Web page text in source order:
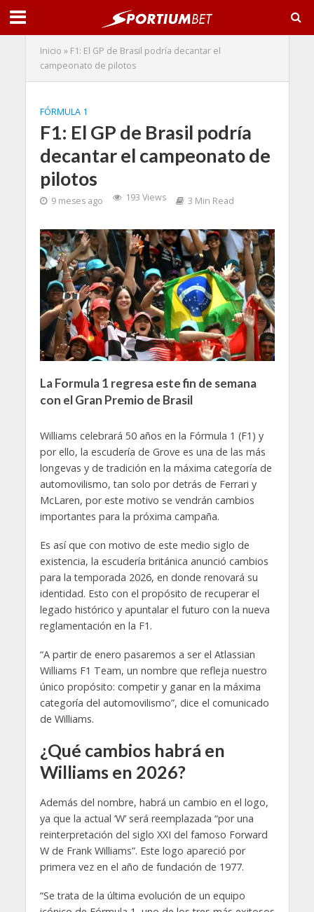
Inicio » F1: El GP de Brasil podría decantar el
campeonato de pilotos
FÓRMULA 1
F1: El GP de Brasil podría
decantar el campeonato de
pilotos
9 meses ago 193 Views 3 Min Read
La Formula 1 regresa este fin de semana
con el Gran Premio de Brasil
Williams celebrará 50 años en la Fórmula 1 (F1) y
por ello, la escudería de Grove es una de las más
longevas y de tradición en la máxima categoría de
automovilismo, tan solo por detrás de Ferrari y
McLaren, por este motivo se vendrán cambios
importantes para la próxima campaña.
Es así que con motivo de este medio siglo de
existencia, la escudería británica anunció cambios
para la temporada 2026, en donde renovará su
identidad. Esto con el propósito de recuperar el
legado histórico y apuntalar el futuro con la nueva
reglamentación en la F1.
“A partir de enero pasaremos a ser el Atlassian
Williams F1 Team, un nombre que refleja nuestro
único propósito: competir y ganar en la máxima
categoría del automovilismo”, dice el comunicado
de Williams.
¿Qué cambios habrá en
Williams en 2026?
Además del nombre, habrá un cambio en el logo,
ya que la actual ‘W’ será reemplazada “por una
reinterpretación del siglo XXI del famoso Forward
W de Frank Williams”. Este logo apareció por
primera vez en el año de fundación de 1977.
“Se trata de la última evolución de un equipo